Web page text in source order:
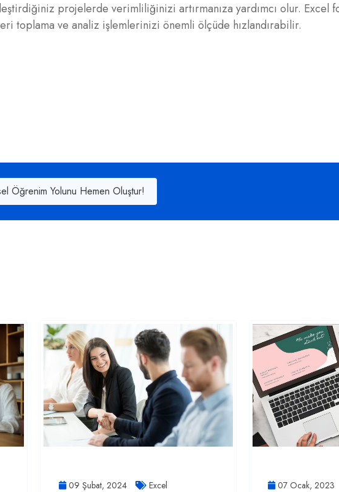
projelerde verimliliğinizi artırmanıza yardımcı olur. Excel
toplama ve analiz işlemlerinizi önemli ölçüde hızlandırabilir.
Öğrenim Yolunu Hemen Oluştur!
09 Şubat, 2024 Excel 07 Ocak, 2023